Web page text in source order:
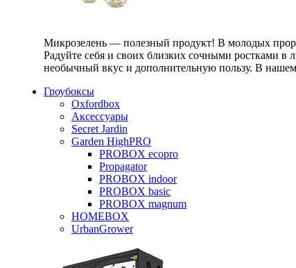
Микрозелень — полезный продукт! В молодых
Радуйте себя и своих близких сочными ростками в
необычный вкус и дополнительную пользу. В
Гроубоксы
Oxfordbox
Аксессуары
Secret Jardin
Garden HighPRO
PROBOX ecopro
Propagator
PROBOX indoor
PROBOX basic
PROBOX magnum
HOMEBOX
UrbanGrower